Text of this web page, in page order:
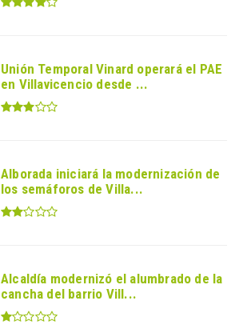
Unión Temporal Vinard operará el PAE
en Villavicencio desde ...
Alborada iniciará la modernización de
los semáforos de Villa...
Alcaldía modernizó el alumbrado de la
cancha del barrio Vill...